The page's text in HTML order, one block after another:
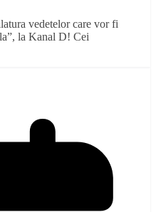
vedetelor care vor fi
la Kanal D! Cei